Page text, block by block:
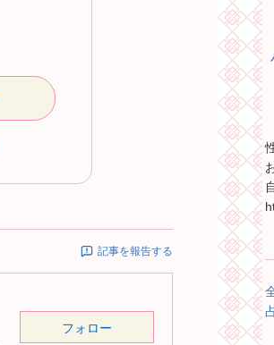
記事を報告する
フォロー